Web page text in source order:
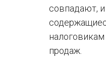
совпадают,
продаж.